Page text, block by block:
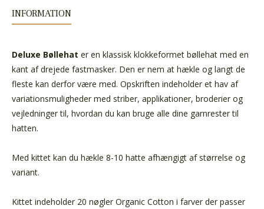
INFORMATION
Deluxe Bøllehat er en klassisk klokkeformet bøllehat med en
kant af drejede fastmasker. Den er nem at hækle og langt de
fleste kan derfor være med. Opskriften indeholder et hav af
variationsmuligheder med striber, applikationer, broderier og
vejledninger til, hvordan du kan bruge alle dine garnrester til
hatten.
Med kittet kan du hækle 8-10 hatte afhængigt af størrelse og
variant.
Kittet indeholder 20 nøgler Organic Cotton i farver der passer